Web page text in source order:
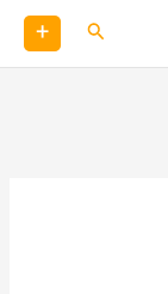
کاوش +